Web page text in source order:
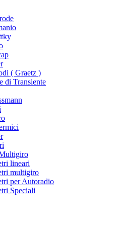
( Graetz )
di Transiente
lineari
multigiro
per Autoradio
Speciali